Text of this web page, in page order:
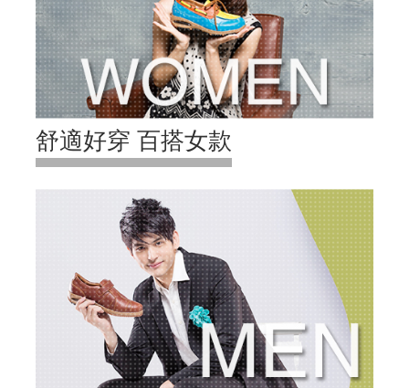
舒適好穿 百搭女款